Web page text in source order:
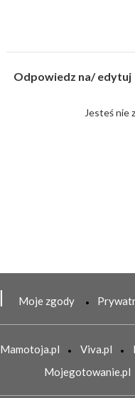
Odpowiedz na/ edytuj
Jesteś nie
Moje zgody
Mamotoja.pl Viva.pl
Mojegotowanie.pl